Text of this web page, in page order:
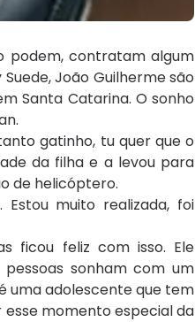
podem, contratam algum
João Guilherme são
Santa Catarina. O sonho
gatinho, tu quer que o
da filha e a levou para
de helicóptero.
Estou muito realizada, foi
ficou feliz com isso. Ele
sonham com um
uma adolescente que tem
momento especial da